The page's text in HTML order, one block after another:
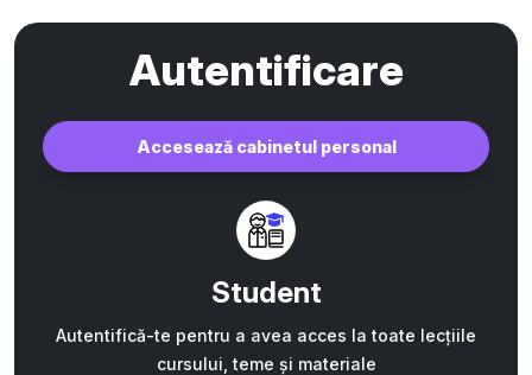
Autentificare
Accesează cabinetul personal
Student
Autentifică-te pentru a avea acces la toate lecțiile
cursului, teme și materiale